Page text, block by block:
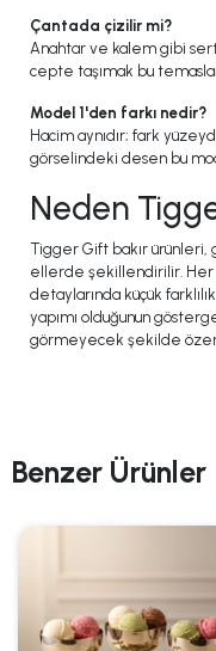
Çantada çizilir mi?
Anahtar ve kalem gibi
cepte taşımak bu
Model 1'den farkı nedir?
Hacim aynıdır; fark
görselindeki desen bu
Neden
Tigger Gift bakır
ellerde şekillendirilir. Her
detaylarında küçük
yapımı olduğunun
görmeyecek şekilde
Benzer Ürünler